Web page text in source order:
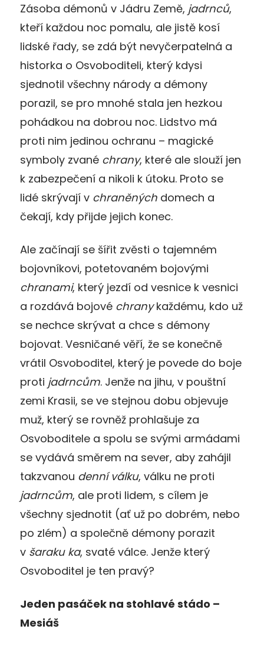
Zásoba démonů v Jádru Země, jadrnců,
kteří každou noc pomalu, ale jistě kosí
lidské řady, se zdá být nevyčerpatelná a
historka o Osvoboditeli, který kdysi
sjednotil všechny národy a démony
porazil, se pro mnohé stala jen hezkou
pohádkou na dobrou noc. Lidstvo má
proti nim jedinou ochranu – magické
symboly zvané chrany, které ale slouží jen
k zabezpečení a nikoli k útoku. Proto se
lidé skrývají v chraněných domech a
čekají, kdy přijde jejich konec.
Ale začínají se šířit zvěsti o tajemném
bojovníkovi, potetovaném bojovými
chranami, který jezdí od vesnice k vesnici
a rozdává bojové chranykaždému, kdo už
se nechce skrývat a chce s démony
bojovat. Vesničané věří, že se konečně
vrátil Osvoboditel, který je povede do boje
proti jadrncům. Jenže na jihu, v pouštní
zemi Krasii, se ve stejnou dobu objevuje
muž, který se rovněž prohlašuje za
Osvoboditele a spolu se svými armádami
se vydává směrem na sever, aby zahájil
takzvanou denní válku, válku ne proti
jadrncům, ale proti lidem, s cílem je
všechny sjednotit (ať už po dobrém, nebo
po zlém) a společně démony porazit
v šaraku ka, svaté válce. Jenže který
Osvoboditel je ten pravý?
Jeden pasáček na stohlavé stádo –
Mesiáš